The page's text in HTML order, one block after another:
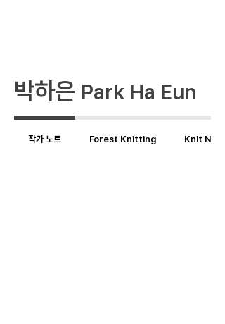
박하은 Park Ha Eun
작가 노트 Forest Knitting Knit